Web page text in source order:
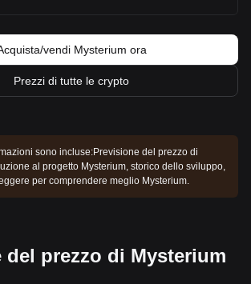
vendi Mysterium ora
Prezzi di tutte le crypto
sono incluse:Previsione del prezzo di
al progetto Mysterium, storico dello sviluppo,
per comprendere meglio Mysterium.
del prezzo di Mysterium